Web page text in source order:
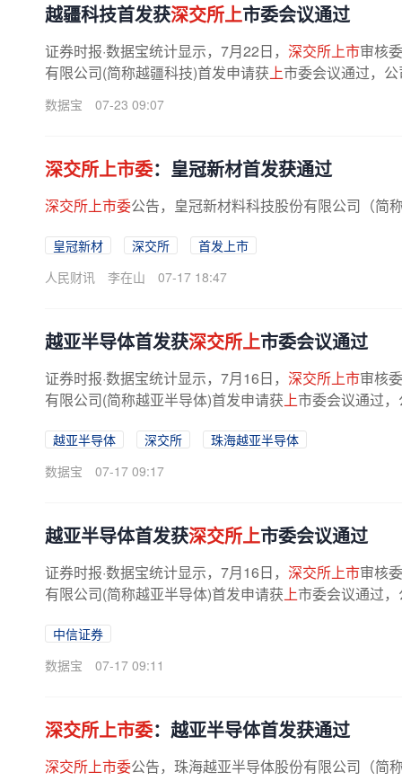
越疆科技首发获深交所上市委会议通过
证券时报·数据宝统计显示，7月22日， 深交所上市审核
有限公司(简称越疆科技)首发申请获上市委会议通过，
数据宝 07-23 09:07
深交所上市委：皇冠新材首发获通过
深交所上市委公告，皇冠新材料科技股份有限公司（简
皇冠新材 深交所
首发上市
人民财讯
李在山 07-17 18:47
越亚半导体首发获深交所上市委会议通过
证券时报·数据宝统计显示，7月16日， 深交所上市审核
有限公司(简称越亚半导体)首发申请获上市委会议通过
越亚半导体 深交所
珠海越亚半导体
数据宝
07-17 09:17
越亚半导体首发获深交所上市委会议通过
证券时报·数据宝统计显示，7月16日， 深交所上市审核
有限公司(简称越亚半导体)首发申请获上市委会议通过
中信证券
数据宝
07-17 09:11
深交所上市委：越亚半导体首发获通过
深交所上市委公告，珠海越亚半导体股份有限公司（简